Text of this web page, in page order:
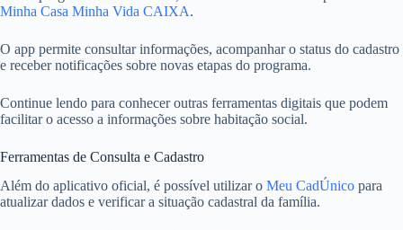
Minha Casa Minha Vida CAIXA.
O app permite consultar informações, acompanhar o status do cadastro
e receber notificações sobre novas etapas do programa.
Continue lendo para conhecer outras ferramentas digitais que podem
facilitar o acesso a informações sobre habitação social.
Ferramentas de Consulta e Cadastro
Além do aplicativo oficial, é possível utilizar o Meu CadÚnico para
atualizar dados e verificar a situação cadastral da família.